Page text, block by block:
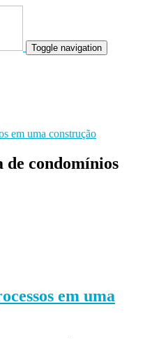
Toggle navigation
em uma construção
condomínios
em uma